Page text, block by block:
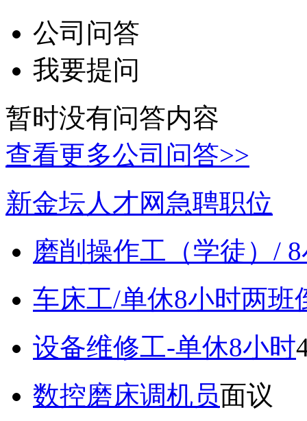
公司问答
我要提问
暂时没有问答内容
查看更多公司问答>>
新金坛人才网急聘职位
磨削操作工（学徒）/
车床工/单休8小时两班
设备维修工-单休8小时
数控磨床调机员面议